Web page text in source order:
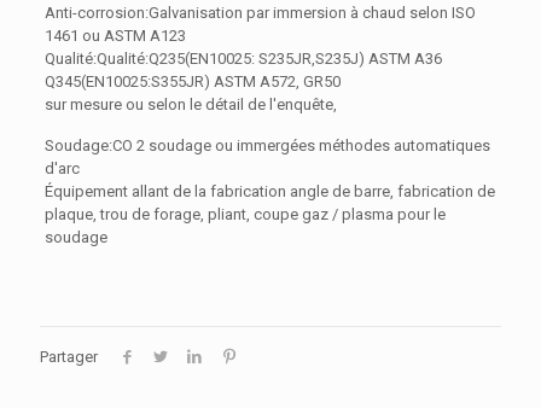
Anti-corrosion:Galvanisation par immersion à chaud selon ISO
1461 ou ASTM A123
Qualité:Qualité:Q235(EN10025: S235JR,S235J) ASTM A36
Q345(EN10025:S355JR) ASTM A572, GR50
sur mesure ou selon le détail de l'enquête,
Soudage:CO 2 soudage ou immergées méthodes automatiques
d'arc
Équipement allant de la fabrication angle de barre, fabrication de
plaque, trou de forage, pliant, coupe gaz / plasma pour le
soudage
Partager